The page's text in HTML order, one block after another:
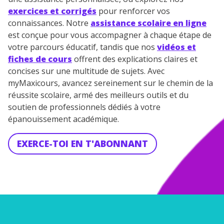
exercices et corrigés pour renforcer vos
connaissances. Notre assistance scolaire en ligne
est conçue pour vous accompagner à chaque étape de
votre parcours éducatif, tandis que nos vidéos et
fiches de cours offrent des explications claires et
concises sur une multitude de sujets. Avec
myMaxicours, avancez sereinement sur le chemin de la
réussite scolaire, armé des meilleurs outils et du
soutien de professionnels dédiés à votre
épanouissement académique.
EXERCE-TOI EN T'ABONNANT